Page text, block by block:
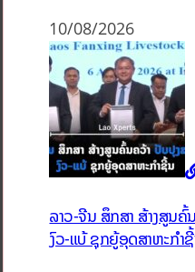
10/08/2026
ລາວ-ຈີນ ສຶກສາ ສ້າງສູນຄົ້
ງົວ-ແບ້ ຊຸກຍູ້ອຸດສາຫະກຳ